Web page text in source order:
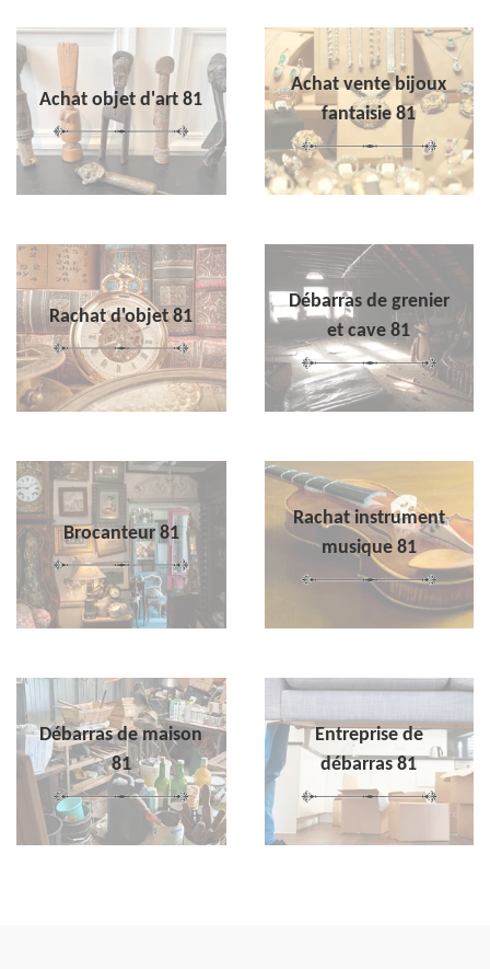
Achat objet d'art 81
Achat vente bijoux
fantaisie 81
Rachat d'objet 81
Débarras de grenier
et cave 81
Brocanteur 81
Rachat instrument
musique 81
Débarras de maison
81
Entreprise de
débarras 81